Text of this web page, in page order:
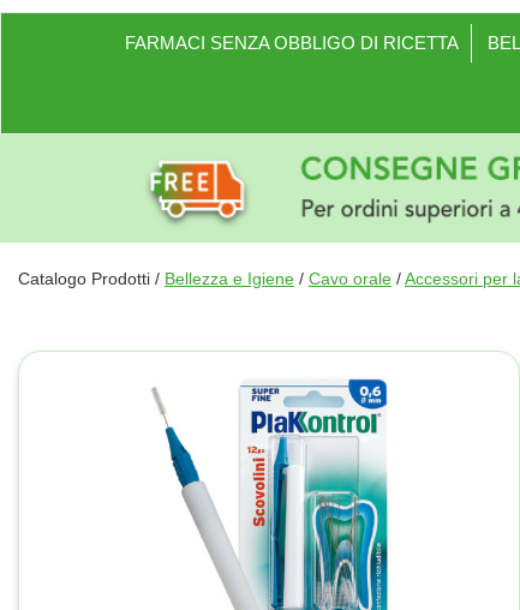
FARMACI SENZA OBBLIGO DI RICETTA
Catalogo Prodotti / Bellezza e Igiene / Cavo orale /Accessori per